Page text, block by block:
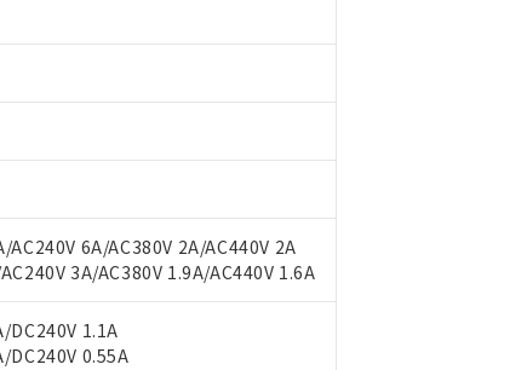
6A/AC380V 2A/AC440V 2A
3A/AC380V 1.9A/AC440V 1.6A
DC240V 1.1A
DC240V 0.55A
ご利用ください。
客様のお取引先、またはお客様担当のオムロン制御機器販売店・
拠点は「販売ネットワーク
」をご確認ください。
の事前の承諾なく第三者に漏洩または開示しないようお願いしま
ービス）をご利用いただくには、I-Webメンバーズにご登録され
ル類(PBB) 1000ppm以下、ポリ臭化ジフェニルエーテル類(PBDE) 1000ppm以下、
る適用除外項目は除く。
意図的な使用がないことを確認しています。
月が前後することがあります。
基準値を超えていることを示します。
い合わせください。
ミウム) : 100ppm、
ジイソブチル) : 1000ppm、 BBP(フタル酸ブチルベンジル) : 1000ppm、
準値以下であることを示します。
質が外部に漏えいし、環境に深刻な影響を及ぼさない年数を意
場合は、日本国政府の輸出許可(または役務取引許可)を取得する
る場合は、上記1、2および3の内容を当該第三者に通知します。
わる関係者が違法に輸出するおそれがある場合は、取り引きをい
ては、お客様のお取引先、またはお客様担当のオムロン制御
認ください)